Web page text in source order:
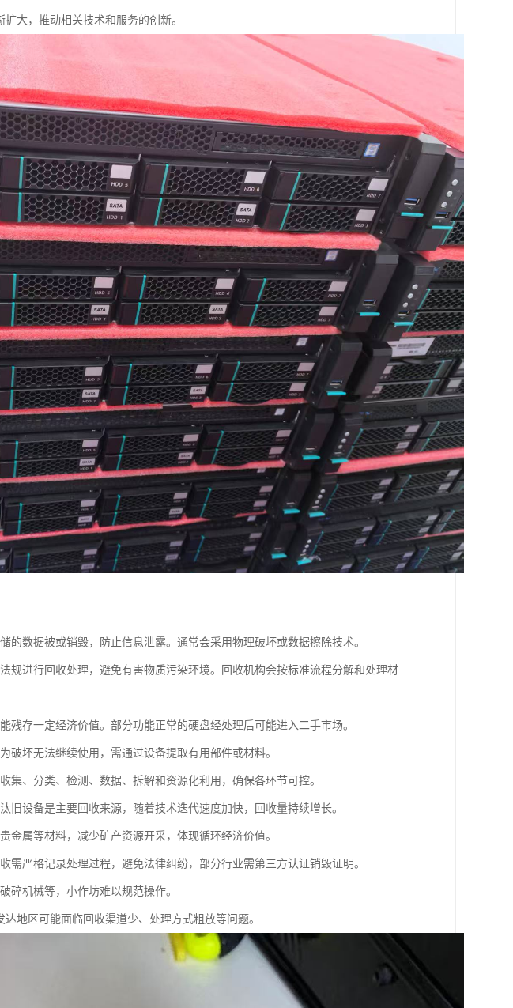
大，推动相关技术和服务的创新。
的数据被或销毁，防止信息泄露。通常会采用物理破坏或数据擦除技术。
规进行回收处理，避免有害物质污染环境。回收机构会按标准流程分解和处理材
残存一定经济价值。部分功能正常的硬盘经处理后可能进入二手市场。
破坏无法继续使用，需通过设备提取有用部件或材料。
集、分类、检测、数据、拆解和资源化利用，确保各环节可控。
旧设备是主要回收来源，随着技术迭代速度加快，回收量持续增长。
金属等材料，减少矿产资源开采，体现循环经济价值。
需严格记录处理过程，避免法律纠纷，部分行业需第三方认证销毁证明。
碎机械等，小作坊难以规范操作。
地区可能面临回收渠道少、处理方式粗放等问题。